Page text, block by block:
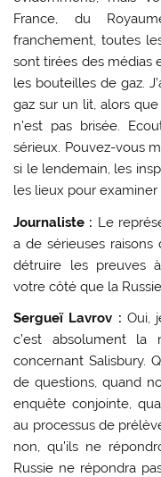
France, du
franchement, toutes
sont tirées des médias
les bouteilles de gaz.
gaz sur un lit, alors
n’est pas brisée.
sérieux. Pouvez-vous
si le lendemain, les
les lieux pour examiner
Journaliste : Le
a de sérieuses
détruire les preuves
votre côté que la
Sergueï Lavrov : Oui,
c’est absolument la
concernant Salisbury.
de questions, quand
enquête conjointe,
au processus de
non, qu’ils ne
Russie ne répondra